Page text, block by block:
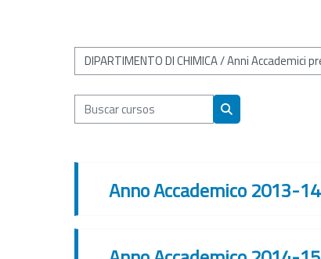
Categorías
Buscar cursos
Buscar cursos
Anno Accademico 2013-14